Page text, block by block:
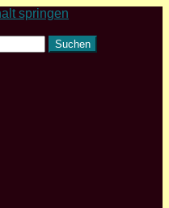
springen
Suchen